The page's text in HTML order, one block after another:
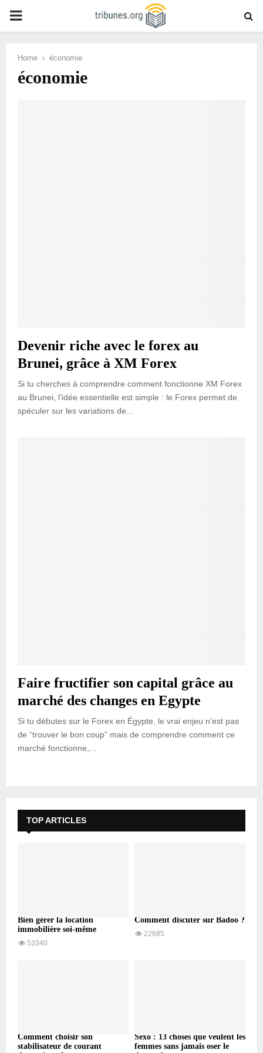
PRIMARY
Home économie
économie
Devenir riche avec le forex au
Brunei, grâce à XM Forex
Si tu cherches à comprendre comment fonctionne XM Forex
au Brunei, l’idée essentielle est simple : le Forex permet de
spéculer sur les variations de...
Faire fructifier son capital grâce au
marché des changes en Egypte
Si tu débutes sur le Forex en Égypte, le vrai enjeu n’est pas
de “trouver le bon coup” mais de comprendre comment ce
marché fonctionne,...
TOP ARTICLES
Bien gérer la location
immobilière soi-même
53340
Comment discuter sur Badoo ?
22685
Comment choisir son
stabilisateur de courant
Sexo : 13 choses que veulent les
femmes sans jamais oser le